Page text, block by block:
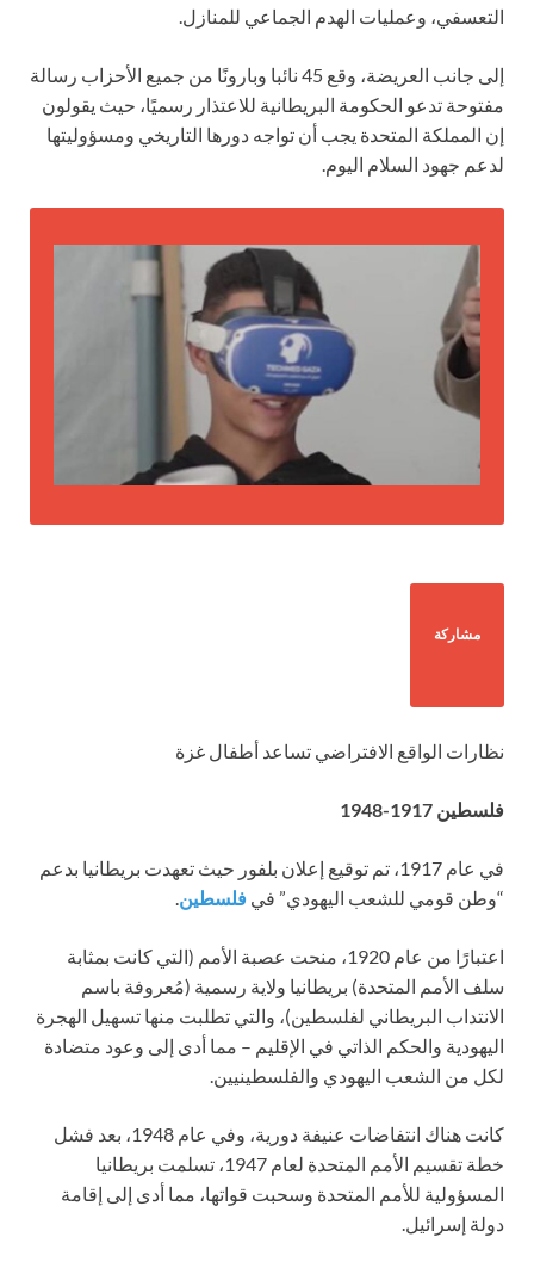
التعسفي، وعمليات الهدم الجماعي للمنازل.
إلى جانب العريضة، وقع 45 نائبا وبارونًا من جميع الأحزاب رسالة
مفتوحة تدعو الحكومة البريطانية للاعتذار رسميًا، حيث يقولون
إن المملكة المتحدة يجب أن تواجه دورها التاريخي ومسؤوليتها
لدعم جهود السلام اليوم.
مشاركة
نظارات الواقع الافتراضي تساعد أطفال غزة
فلسطين 1917-1948
في عام 1917، تم توقيع إعلان بلفور حيث تعهدت بريطانيا بدعم
“وطن قومي للشعب اليهودي” في فلسطين
اعتبارًا من عام 1920، منحت عصبة الأمم (التي كانت بمثابة
سلف الأمم المتحدة) بريطانيا ولاية رسمية (مُعروفة باسم
الانتداب البريطاني لفلسطين)، والتي تطلبت منها تسهيل الهجرة
اليهودية والحكم الذاتي في الإقليم – مما أدى إلى وعود متضادة
لكل من الشعب اليهودي والفلسطينيين.
كانت هناك انتفاضات عنيفة دورية، وفي عام 1948، بعد فشل
خطة تقسيم الأمم المتحدة لعام 1947، تسلمت بريطانيا
المسؤولية للأمم المتحدة وسحبت قواتها، مما أدى إلى إقامة
دولة إسرائيل.